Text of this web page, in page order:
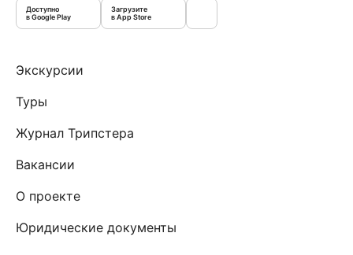
Доступно
в Google Play
Загрузите
в App Store
Экскурсии
Туры
Журнал Трипстера
Вакансии
О проекте
Юридические документы